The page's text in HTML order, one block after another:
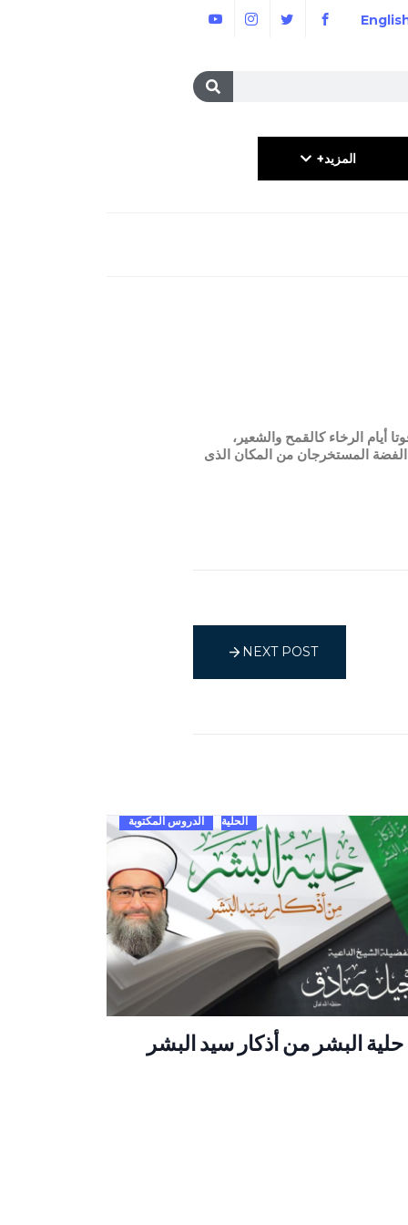
المزيد+
أيام الرخاء كالقمح والشعير،
المستخرجان من المكان الذى
NEXT POST
الحلية الدروس المكتوبة